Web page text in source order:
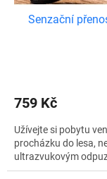
Senzační
759 Kč
Užívejte si pobytu
procházku do lesa,
ultrazvukovým